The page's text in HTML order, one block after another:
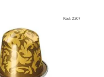
Kód:2207